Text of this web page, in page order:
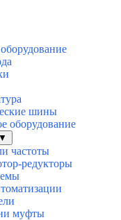
шины
оборудование
▼
частоты
редукторы
муфты